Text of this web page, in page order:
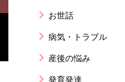
お世話
病気・トラブル
産後の悩み
発育発達